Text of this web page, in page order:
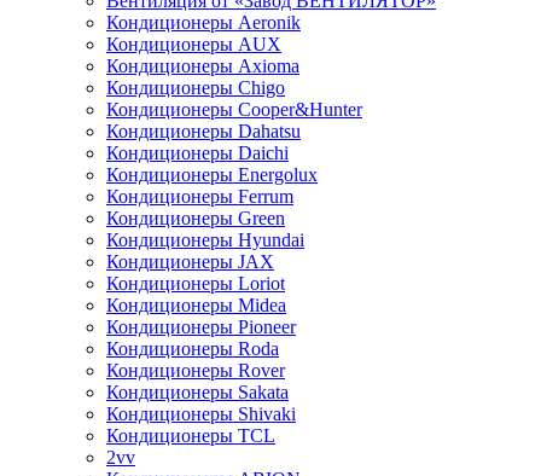
Кондиционеры Aeronik
Кондиционеры AUX
Кондиционеры Axioma
Кондиционеры Chigo
Кондиционеры Cooper&Hunter
Кондиционеры Dahatsu
Кондиционеры Daichi
Кондиционеры Energolux
Кондиционеры Ferrum
Кондиционеры Green
Кондиционеры Hyundai
Кондиционеры JAX
Кондиционеры Loriot
Кондиционеры Midea
Кондиционеры Pioneer
Кондиционеры Roda
Кондиционеры Rover
Кондиционеры Sakata
Кондиционеры Shivaki
Кондиционеры TCL
2vv